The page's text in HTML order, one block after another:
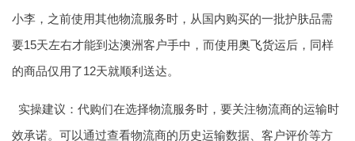
小李，之前使用其他物流服务时，从国内购买的一批护肤品需
要15天左右才能到达澳洲客户手中，而使用奥飞货运后，同样
的商品仅用了12天就顺利送达。
实操建议：代购们在选择物流服务时，要关注物流商的运输时
效承诺。可以通过查看物流商的历史运输数据、客户评价等方